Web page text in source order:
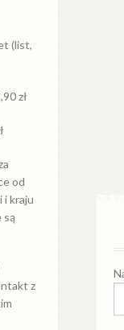
(list,
zł
od
i kraju
są
z